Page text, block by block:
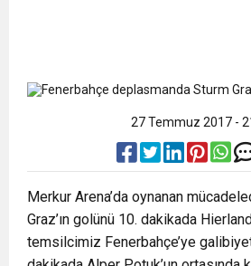
27 Temmuz 2017 -
Merkur Arena’da oynanan
Graz’ın golünü 10. dakikada
temsilcimiz Fenerbahçe’ye